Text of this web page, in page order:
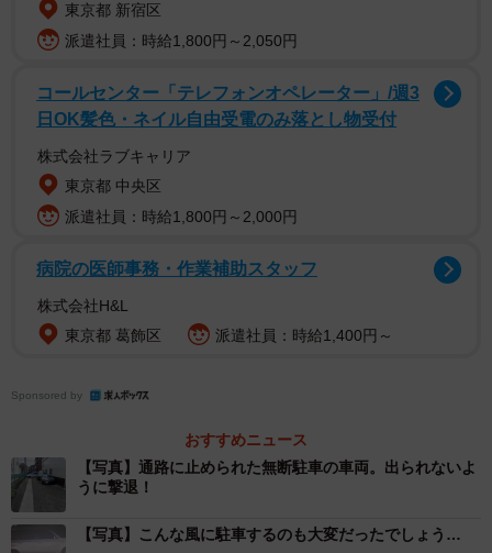
ぜってーどかさん
年単位の恨みや！ pic.twitter.com/fkxBlPONe6
— やっさん (@83cb250t)March 29, 2025
通路に駐車されて奥に入れず
投稿したのは、三重県四日市市で働く男性。無断駐車され
た土地は、いわゆる「旗竿地」。車店の隣に車1.5台分ほど
が通れる通路があり、その奥に空きスペースと倉庫がある
形状になっている。男性は、通路も含めた土地を会社名義
で借りているという。
た。しかし、1台だけではなく、無断駐車はいつの間にか5
台以上に増えていった。「空きスペースに止められること
が続いて、1年半前からは通路に止められるのも日常茶飯事
になりました。通路が通れないように駐車されている日も
東京都 新宿区
派遣社員：時給1,800円～2,050円
コールセンター「テレフォンオペレーター」/週3
日OK髪色・ネイル自由受電のみ落とし物受付
株式会社ラブキャリア
東京都 中央区
派遣社員：時給1,800円～2,000円
病院の医師事務・作業補助スタッフ
株式会社H&L
東京都 葛飾区
派遣社員：時給1,400円～
Sponsored by
おすすめニュース
【写真】通路に止められた無断駐車の車両。出られないよ
うに撃退！
【写真】こんな風に駐車するのも大変だったでしょう…